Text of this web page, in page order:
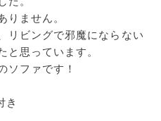
りません。
リビングで邪魔にならない
と思っています。
ソファです！
き